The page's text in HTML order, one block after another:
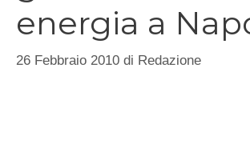
energia a
26 Febbraio 2010 di Redazione